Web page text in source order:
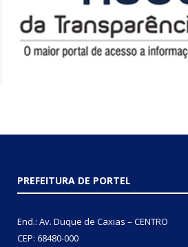
PREFEITURA DE PORTEL
End.: Av. Duque de Caxias – CENTRO
CEP: 68480-000